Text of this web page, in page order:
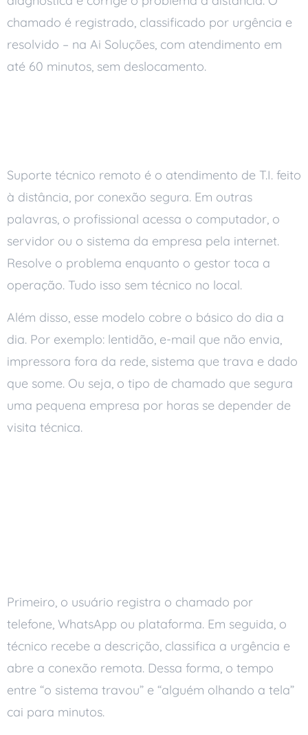
chamado é registrado, classificado por urgência e
resolvido – na Ai Soluções, com atendimento em
até 60 minutos, sem deslocamento.
Suporte técnico remoto é o atendimento de T.I. feito
à distância, por conexão segura. Em outras
palavras, o profissional acessa o computador, o
servidor ou o sistema da empresa pela internet.
Resolve o problema enquanto o gestor toca a
operação. Tudo isso sem técnico no local.
Além disso, esse modelo cobre o básico do dia a
dia. Por exemplo: lentidão, e-mail que não envia,
impressora fora da rede, sistema que trava e dado
que some. Ou seja, o tipo de chamado que segura
uma pequena empresa por horas se depender de
visita técnica.
Primeiro, o usuário registra o chamado por
telefone, WhatsApp ou plataforma. Em seguida, o
técnico recebe a descrição, classifica a urgência e
abre a conexão remota. Dessa forma, o tempo
entre “o sistema travou” e “alguém olhando a tela”
cai para minutos.